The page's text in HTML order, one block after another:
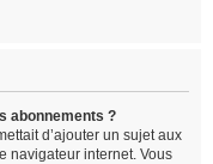
abonnements ?
d’ajouter un sujet aux
navigateur internet. Vous